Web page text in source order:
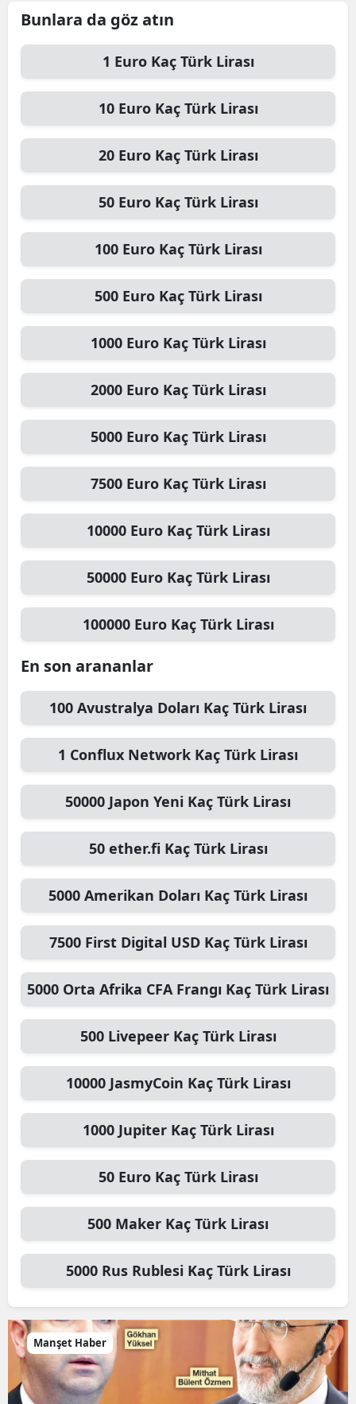
Bunlara da göz atın
1 EuroKaç Türk Lirası
10 EuroKaç Türk Lirası
20 EuroKaç Türk Lirası
50 EuroKaç Türk Lirası
100 EuroKaç Türk Lirası
500 EuroKaç Türk Lirası
1000 EuroKaç Türk Lirası
2000 EuroKaç Türk Lirası
5000 EuroKaç Türk Lirası
7500 EuroKaç Türk Lirası
10000 EuroKaç Türk Lirası
50000 EuroKaç Türk Lirası
100000 EuroKaç Türk Lirası
En son arananlar
100 Avustralya Doları Kaç Türk Lirası
1 Conflux Network Kaç Türk Lirası
50000 Japon Yeni Kaç Türk Lirası
50 ether.fi Kaç Türk Lirası
5000 Amerikan Doları Kaç Türk Lirası
7500 First Digital USD Kaç Türk Lirası
5000 Orta Afrika CFA Frangı Kaç Türk Lirası
500 Livepeer Kaç Türk Lirası
10000 JasmyCoin Kaç Türk Lirası
1000 Jupiter Kaç Türk Lirası
50 EuroKaç Türk Lirası
500 Maker Kaç Türk Lirası
5000 Rus Rublesi Kaç Türk Lirası
Manşet Haber